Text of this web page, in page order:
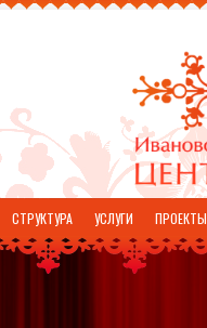
СТРУКТУРА УСЛУГИ ПРОЕКТЫ